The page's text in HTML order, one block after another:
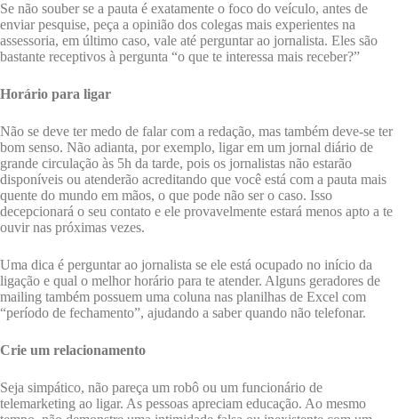
Se não souber se a pauta é exatamente o foco do veículo, antes de
enviar pesquise, peça a opinião dos colegas mais experientes na
assessoria, em último caso, vale até perguntar ao jornalista. Eles são
bastante receptivos à pergunta “o que te interessa mais receber?”
Horário para ligar
Não se deve ter medo de falar com a redação, mas também deve-se ter
bom senso. Não adianta, por exemplo, ligar em um jornal diário de
grande circulação às 5h da tarde, pois os jornalistas não estarão
disponíveis ou atenderão acreditando que você está com a pauta mais
quente do mundo em mãos, o que pode não ser o caso. Isso
decepcionará o seu contato e ele provavelmente estará menos apto a te
ouvir nas próximas vezes.
Uma dica é perguntar ao jornalista se ele está ocupado no início da
ligação e qual o melhor horário para te atender. Alguns geradores de
mailing também possuem uma coluna nas planilhas de Excel com
“período de fechamento”, ajudando a saber quando não telefonar.
Crie um relacionamento
Seja simpático, não pareça um robô ou um funcionário de
telemarketing ao ligar. As pessoas apreciam educação. Ao mesmo